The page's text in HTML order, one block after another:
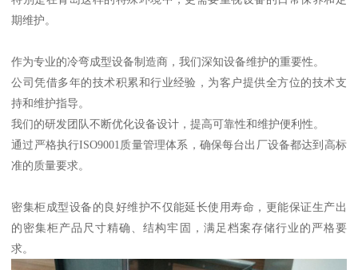
期维护。
作为专业的冷弯成型设备制造商，我们深知设备维护的重要性。
公司凭借多年的技术积累和行业经验，为客户提供全方位的技术支
持和维护指导。
我们的研发团队不断优化设备设计，提高可靠性和维护便利性。
通过严格执行ISO9001质量管理体系，确保每台出厂设备都达到高标
准的质量要求。
密集柜成型设备的良好维护不仅能延长使用寿命，更能保证生产出
的密集柜产品尺寸精确、结构牢固，满足档案存储行业的严格要
求。